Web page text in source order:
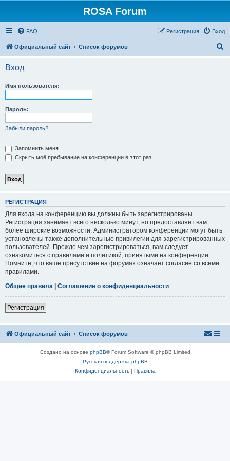
ROSA Forum
FAQ Вход
Регистрация
Официальный сайт Список форумов
Вход
Имя пользователя:
Пароль:
Забыли пароль?
Запомнить меня
Скрыть моё пребывание на конференции в этот раз
РЕГИСТРАЦИЯ
Для входа на конференцию вы должны быть зарегистрированы.
Регистрация занимает всего несколько минут, но предоставляет вам
более широкие возможности. Администратором конференции могут быть
установлены также дополнительные привилегии для зарегистрированных
пользователей. Прежде чем зарегистрироваться, вам следует
ознакомиться с правилами и политикой, принятыми на конференции.
Помните, что ваше присутствие на форумах означает согласие со всеми
правилами.
Общие правила | Соглашение о конфиденциальности
Регистрация
Официальный сайт Список форумов
Создано на основе phpBB® Forum Software © phpBB Limited
Русская поддержка phpBB
Конфиденциальность| Правила